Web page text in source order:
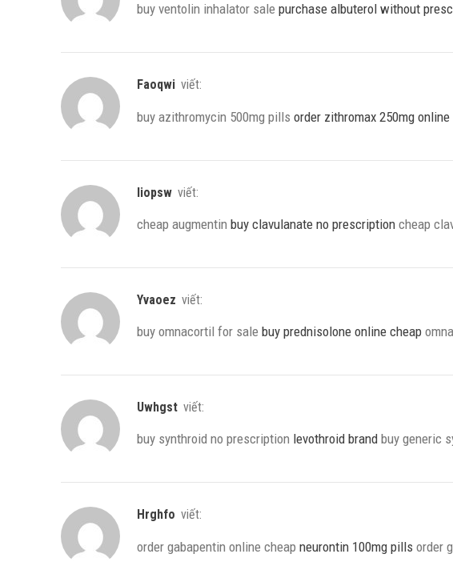
buy ventolin inhalator sale purchase albuterol without
Faoqwi viết:
buy azithromycin 500mg pills order zithromax 250mg online
Iiopsw viết:
cheap augmentin buy clavulanate no prescription cheap
Yvaoez viết:
buy omnacortil for sale buy prednisolone online cheap
Uwhgst viết:
buy synthroid no prescription levothroid brand buy generic
Hrghfo viết:
order gabapentin online cheap neurontin 100mg pills order